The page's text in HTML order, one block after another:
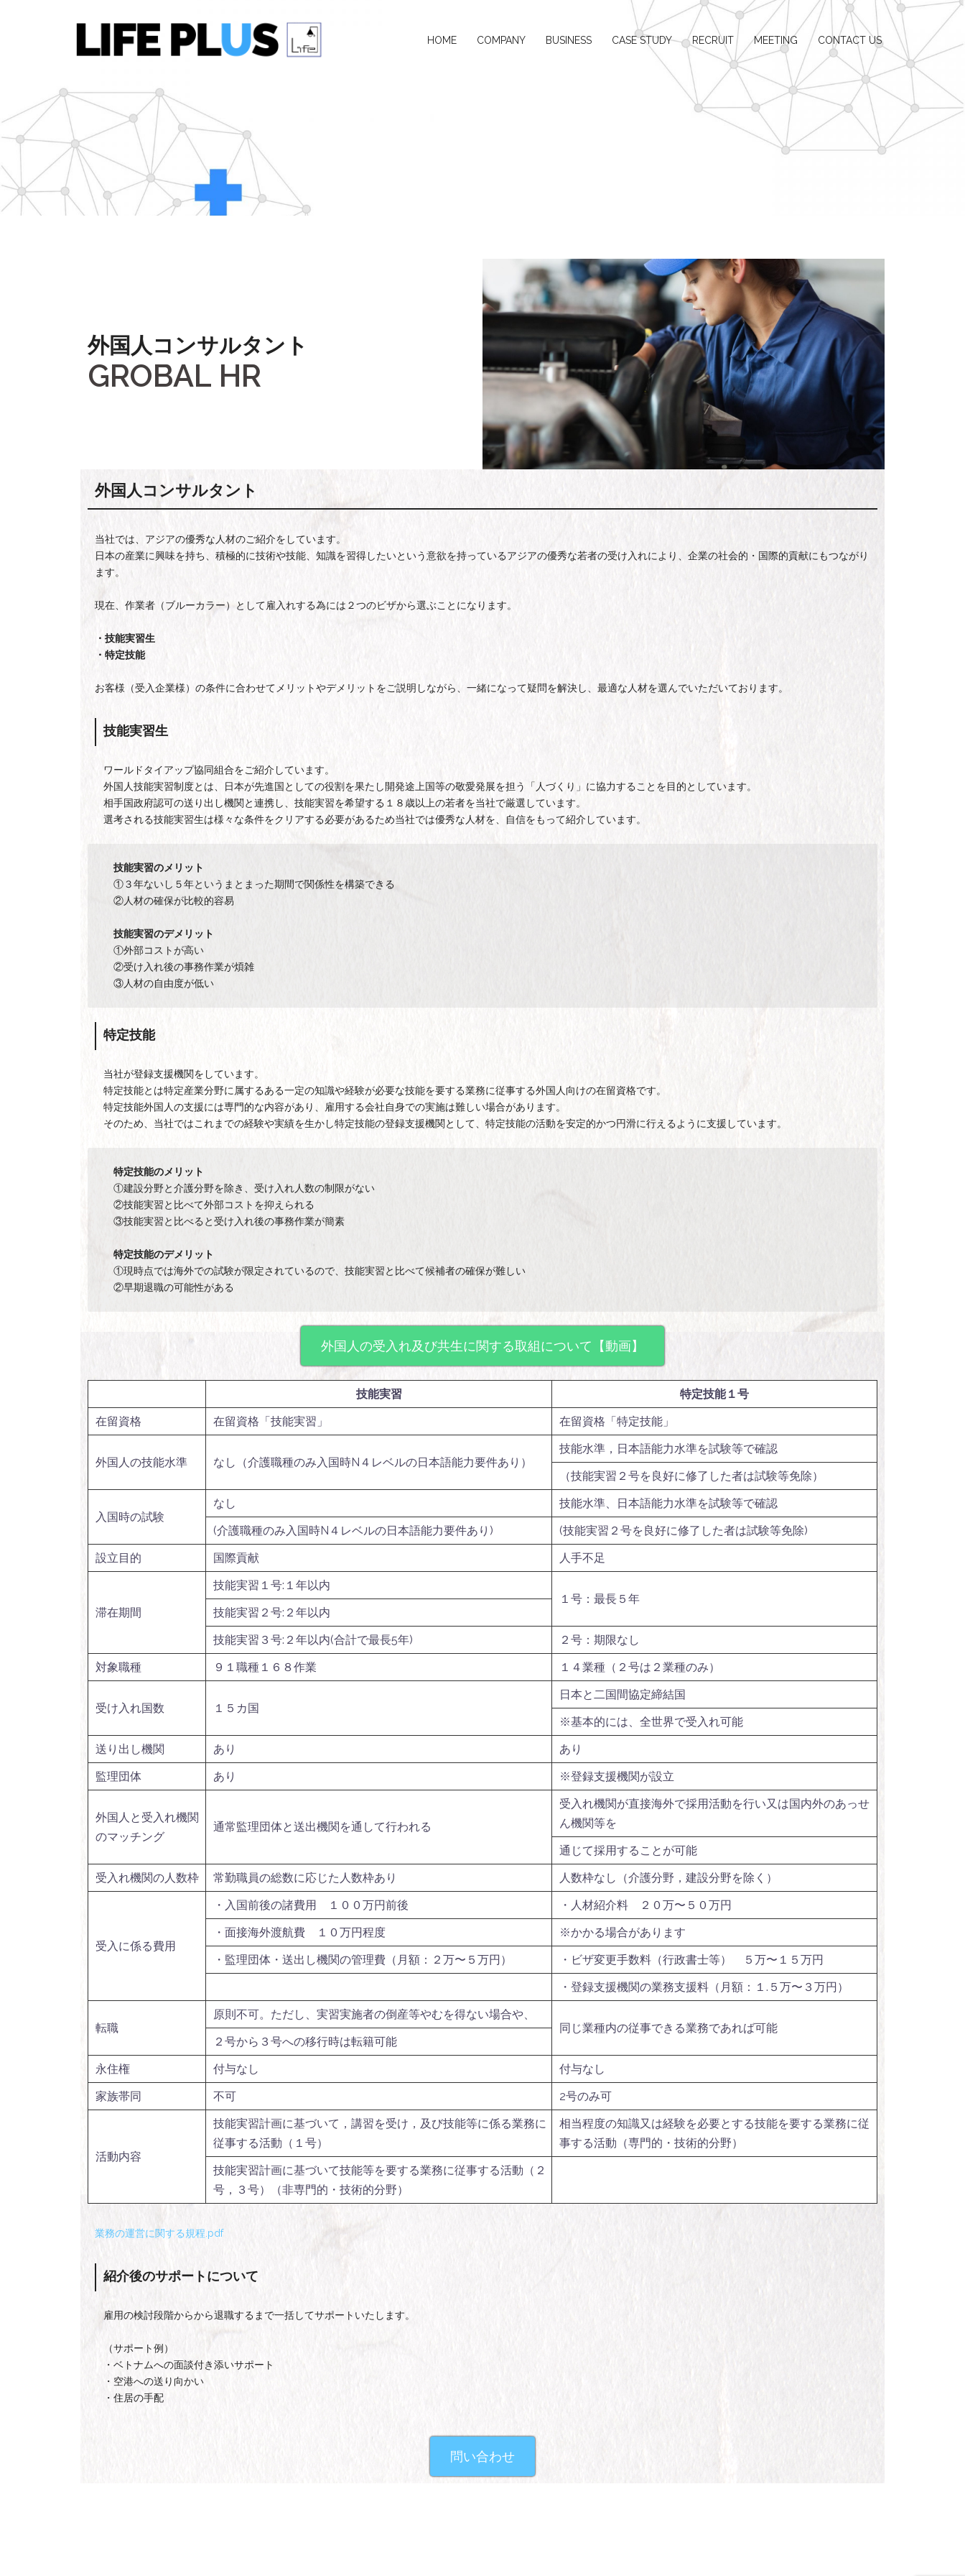
HOME COMPANY BUSINESS CASE STUDY RECRUIT MEETING CONTACT US
外国人コンサルタント
GROBAL HR
外国人コンサルタント
当社では、アジアの優秀な人材のご紹介をしています。
日本の産業に興味を持ち、積極的に技術や技能、知識を習得したいという意欲を持っているアジアの優秀な若者の受け入れにより、企業の社会的・国際的貢献にもつながり
ます。
現在、作業者（ブルーカラー）として雇入れする為には２つのビザから選ぶことになります。
・技能実習生
・特定技能
お客様（受入企業様）の条件に合わせてメリットやデメリットをご説明しながら、一緒になって疑問を解決し、最適な人材を選んでいただいております。
技能実習生
ワールドタイアップ協同組合をご紹介しています。
外国人技能実習制度とは、日本が先進国としての役割を果たし開発途上国等の敬愛発展を担う「人づくり」に協力することを目的としています。
相手国政府認可の送り出し機関と連携し、技能実習を希望する１８歳以上の若者を当社で厳選しています。
選考される技能実習生は様々な条件をクリアする必要があるため当社では優秀な人材を、自信をもって紹介しています。
技能実習のメリット
①３年ないし５年というまとまった期間で関係性を構築できる
②人材の確保が比較的容易
技能実習のデメリット
①外部コストが高い
②受け入れ後の事務作業が煩雑
③人材の自由度が低い
特定技能
当社が登録支援機関をしています。
特定技能とは特定産業分野に属するある一定の知識や経験が必要な技能を要する業務に従事する外国人向けの在留資格です。
特定技能外国人の支援には専門的な内容があり、雇用する会社自身での実施は難しい場合があります。
そのため、当社ではこれまでの経験や実績を生かし特定技能の登録支援機関として、特定技能の活動を安定的かつ円滑に行えるように支援しています。
特定技能のメリット
①建設分野と介護分野を除き、受け入れ人数の制限がない
②技能実習と比べて外部コストを抑えられる
③技能実習と比べると受け入れ後の事務作業が簡素
特定技能のデメリット
①現時点では海外での試験が限定されているので、技能実習と比べて候補者の確保が難しい
②早期退職の可能性がある
外国人の受入れ及び共生に関する取組について【動画】
技能実習
特定技能１号
在留資格
在留資格「技能実習」 在留資格「特定技能」
外国人の技能水準 なし（介護職種のみ入国時N４レベルの日本語能力要件あり）
技能水準，日本語能力水準を試験等で確認
（技能実習２号を良好に修了した者は試験等免除）
入国時の試験
なし
技能水準、日本語能力水準を試験等で確認
(介護職種のみ入国時N４レベルの日本語能力要件あり)
(技能実習２号を良好に修了した者は試験等免除)
設立目的
国際貢献 人手不足
滞在期間
技能実習１号:１年以内
１号：最長５年
技能実習２号:２年以内
技能実習３号:２年以内(合計で最長5年)
２号：期限なし
対象職種
９１職種１６８作業 １４業種（２号は２業種のみ）
受け入れ国数 １５カ国
日本と二国間協定締結国
※基本的には、全世界で受入れ可能
送り出し機関
あり
あり
監理団体
あり ※登録支援機関が設立
外国人と受入れ機関
のマッチング
通常監理団体と送出機関を通して行われる
受入れ機関が直接海外で採用活動を行い又は国内外のあっせ
ん機関等を
通じて採用することが可能
受入れ機関の人数枠
常勤職員の総数に応じた人数枠あり 人数枠なし（介護分野，建設分野を除く）
受入に係る費用
・入国前後の諸費用 １００万円前後
・人材紹介料 ２０万〜５０万円
・面接海外渡航費 １０万円程度
※かかる場合があります
・監理団体・送出し機関の管理費（月額：２万〜５万円）
・ビザ変更手数料（行政書士等） ５万〜１５万円
・登録支援機関の業務支援料（月額：１.５万〜３万円）
転職
原則不可。ただし、実習実施者の倒産等やむを得ない場合や、
同じ業種内の従事できる業務であれば可能
２号から３号への移行時は転籍可能
永住権
付与なし
付与なし
家族帯同
不可 2号のみ可
活動内容
技能実習計画に基づいて，講習を受け，及び技能等に係る業務に
従事する活動（１号）
相当程度の知識又は経験を必要とする技能を要する業務に従
事する活動（専門的・技術的分野）
技能実習計画に基づいて技能等を要する業務に従事する活動（２
号，３号）（非専門的・技術的分野）
業務の運営に関する規程.pdf
紹介後のサポートについて
雇用の検討段階からから退職するまで一括してサポートいたします。
（サポート例）
・ベトナムへの面談付き添いサポート
・空港への送り向かい
・住居の手配
問い合わせ